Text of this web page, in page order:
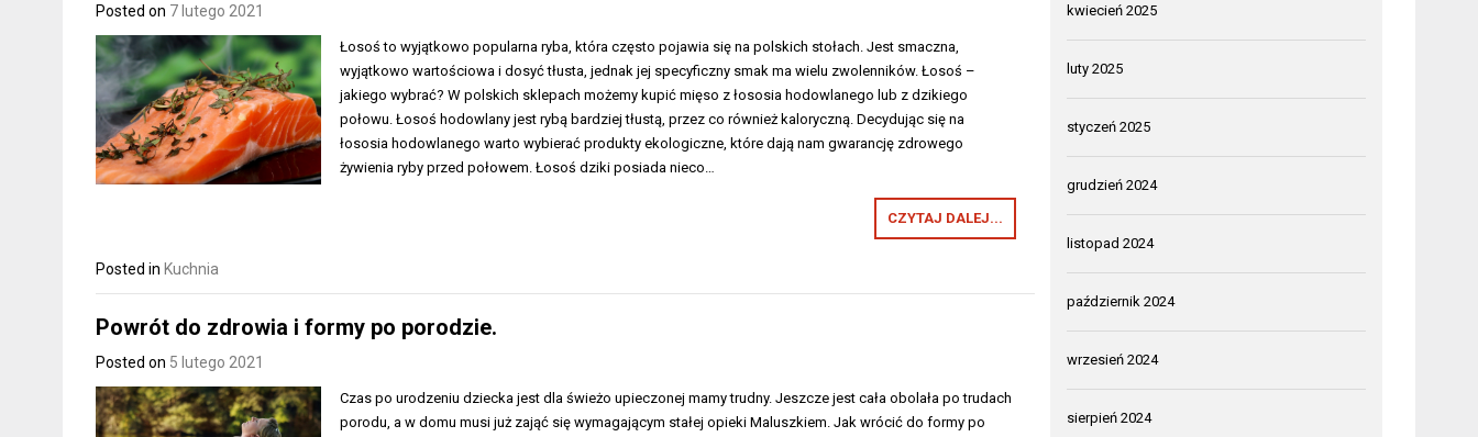
Posted on 7 lutego 2021
Łosoś to wyjątkowo popularna ryba, która często pojawia się na polskich stołach. Jest smaczna,
wyjątkowo wartościowa i dosyć tłusta, jednak jej specyficzny smak ma wielu zwolenników. Łosoś –
jakiego wybrać? W polskich sklepach możemy kupić mięso z łososia hodowlanego lub z dzikiego
połowu. Łosoś hodowlany jest rybą bardziej tłustą, przez co również kaloryczną. Decydując się na
łososia hodowlanego warto wybierać produkty ekologiczne, które dają nam gwarancję zdrowego
żywienia ryby przed połowem. Łosoś dziki posiada nieco…
CZYTAJ DALEJ...
Posted in Kuchnia
Powrót do zdrowia i formy po porodzie.
Posted on 5 lutego 2021
Czas po urodzeniu dziecka jest dla świeżo upieczonej mamy trudny. Jeszcze jest cała obolała po trudach
porodu, a w domu musi już zająć się wymagającym stałej opieki Maluszkiem. Jak wrócić do formy po
kwiecień 2025
luty 2025
styczeń 2025
grudzień 2024
listopad 2024
październik 2024
wrzesień 2024
sierpień 2024